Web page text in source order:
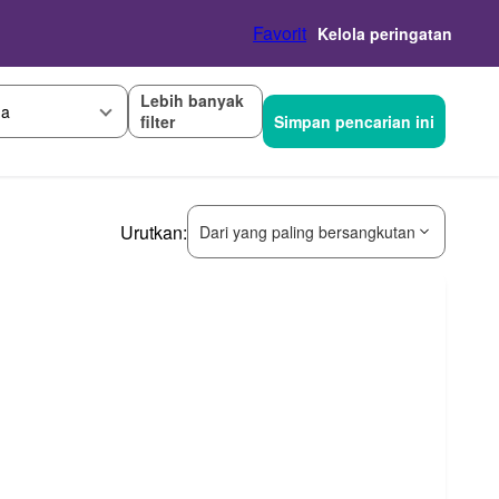
Favorit Kelola peringatan
Lebih banyak
filter
Simpan pencarian ini
Urutkan: Dari yang paling bersangkutan